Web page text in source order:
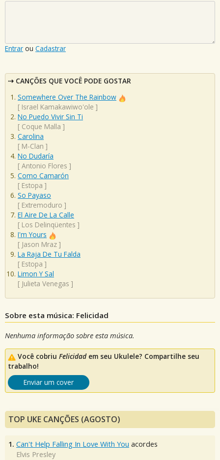
Entrar ou Cadastrar
CANÇÕES QUE VOCÊ PODE GOSTAR
Somewhere Over The Rainbow
[ Israel Kamakawiwo'ole ]
No Puedo Vivir Sin Ti
[ Coque Malla ]
Carolina
[ M-Clan ]
No Dudaría
[ Antonio Flores ]
Como Camarón
[ Estopa ]
So Payaso
[ Extremoduro ]
El Aire De La Calle
[ Los Delinqüentes ]
I'm Yours
[ Jason Mraz ]
La Raja De Tu Falda
[ Estopa ]
Limon Y Sal
[ Julieta Venegas ]
Sobre esta música: Felicidad
Nenhuma informação sobre esta música.
Você cobriu Felicidadem seu Ukulele? Compartilhe seu
trabalho!
Enviar um cover
TOP UKE CANÇÕES (AGOSTO)
1. Can't Help Falling In Love With You acordes
Elvis Presley